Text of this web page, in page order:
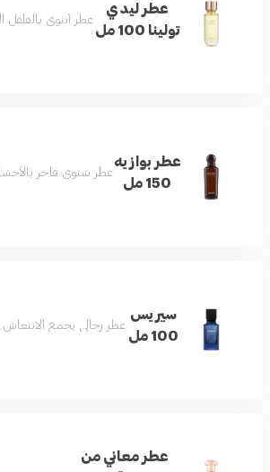
عطر ليدي
تولينا 100 مل
عطر أنثوي بالفلفل
عطر بوازيه
150 مل
عطر شتوي فاخر
سيريس
100 مل
عطر رجالي يجمع
عطر معاني من